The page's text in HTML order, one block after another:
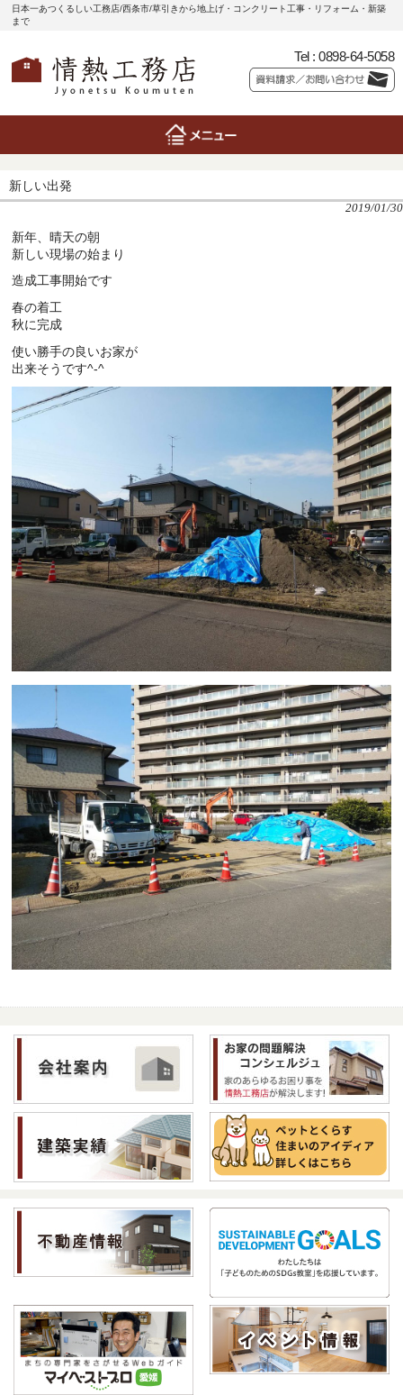
日本一あつくるしい工務店/西条市/草引きから地上げ・コンクリート工事・リフォーム・新築
まで
Tel : 0898-64-5058
新しい出発
2019/01/30
新年、晴天の朝
新しい現場の始まり
造成工事開始です
春の着工
秋に完成
使い勝手の良いお家が
出来そうです^-^